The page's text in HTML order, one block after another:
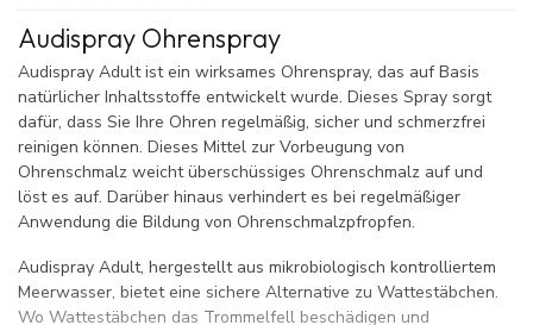
Audispray Ohrenspray
Audispray Adult ist ein wirksames Ohrenspray, das auf Basis
natürlicher Inhaltsstoffe entwickelt wurde. Dieses Spray sorgt
dafür, dass Sie Ihre Ohren regelmäßig, sicher und schmerzfrei
reinigen können. Dieses Mittel zur Vorbeugung von
Ohrenschmalz weicht überschüssiges Ohrenschmalz auf und
löst es auf. Darüber hinaus verhindert es bei regelmäßiger
Anwendung die Bildung von Ohrenschmalzpfropfen.
Audispray Adult, hergestellt aus mikrobiologisch kontrolliertem
Meerwasser, bietet eine sichere Alternative zu Wattestäbchen.
Wo Wattestäbchen das Trommelfell beschädigen und